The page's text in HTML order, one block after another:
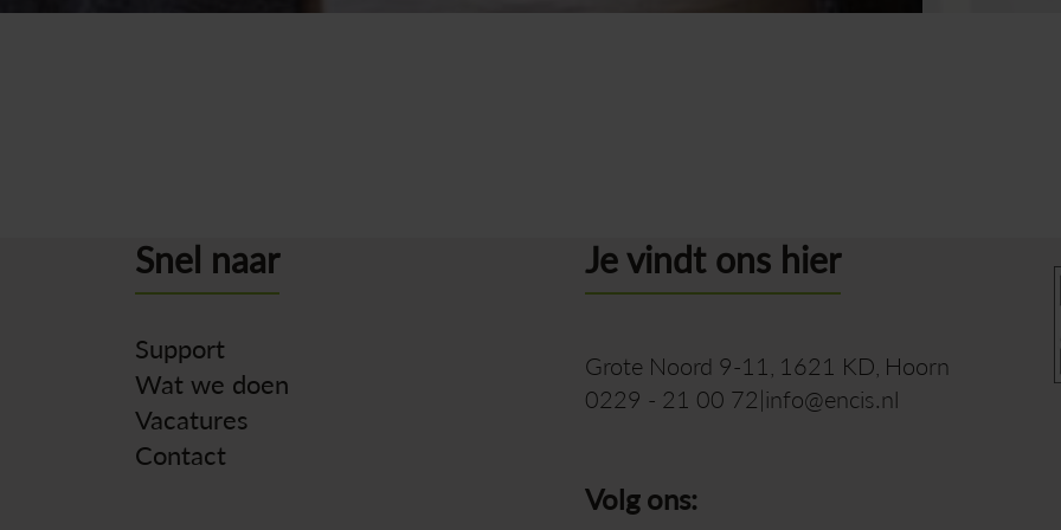
Snel naar
Support
Wat we doen
Vacatures
Contact
Je vindt ons hier
Grote Noord 9-11 1621 KD Hoorn
0229 - 21 00 72 info@encis.nl
Volg ons: